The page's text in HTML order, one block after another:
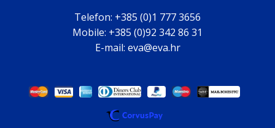
Telefon: +385 (0)1 777 3656
Mobile: +385 (0)92 342 86 31
E-mail: eva@eva.hr